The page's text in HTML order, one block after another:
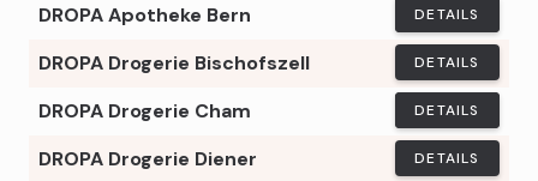
DROPA Apotheke Bern DETAILS
DROPA Drogerie Bischofszell DETAILS
DROPA Drogerie Cham DETAILS
DROPA Drogerie Diener DETAILS